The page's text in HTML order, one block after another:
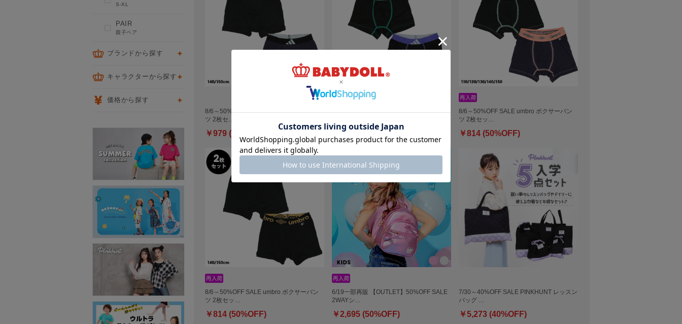
8/6～50%OFF SALE adidas ボクサーパン
ツ 2枚セ…
￥979 (50%OFF)
8/6～50%OFF SALE adidas メッシュボク
￥979 (50%OFF)
8/6～50%OFF SALE umbro ボクサーパン
ツ 2枚セッ…
￥814 (50%OFF)
8/6～50%OFF SALE umbro ボクサーパン
ツ 2枚セッ…
￥814 (50%OFF)
6/19一部再販 【OUTLET】50%OFF SALE
2WAYシ…
￥2,695 (50%OFF)
7/30～40%OFF SALE PINKHUNT レッスン
バッグ …
￥5,273 (40%OFF)
S-XL
PAIR
親子ペア
ブランドから探す
キャラクターから探す
価格から探す